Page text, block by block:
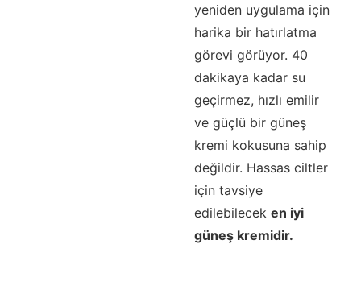
yeniden uygulama için
harika bir hatırlatma
görevi görüyor. 40
dakikaya kadar su
geçirmez, hızlı emilir
ve güçlü bir güneş
kremi kokusuna sahip
değildir. Hassas ciltler
için tavsiye
edilebilecek en iyi
güneş kremidir.